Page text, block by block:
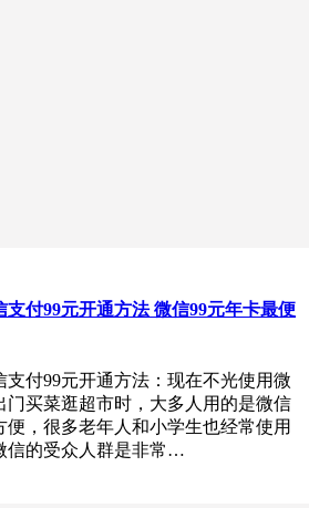
支付99元开通方法 微信99元年卡最便
支付99元开通方法：现在不光使用微
门买菜逛超市时，大多人用的是微信
便，很多老年人和小学生也经常使用
信的受众人群是非常…